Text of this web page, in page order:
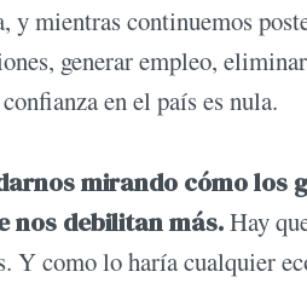
y mientras continuemos
generar empleo,
en el país es nula.
mirando cómo los
nos debilitan más.Hay
Y como lo haría cualquier